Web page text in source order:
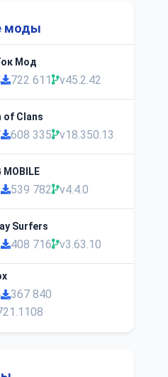
моды
Мод
722 611 v45.2.42
of Clans
608 335 v18.350.13
MOBILE
539 782 v4.4.0
Surfers
408 716 v3.63.10
367 840